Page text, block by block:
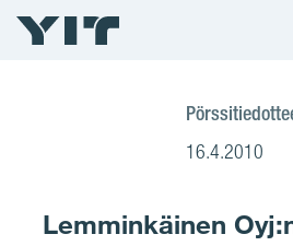
16.4.2010
Lemminkäinen